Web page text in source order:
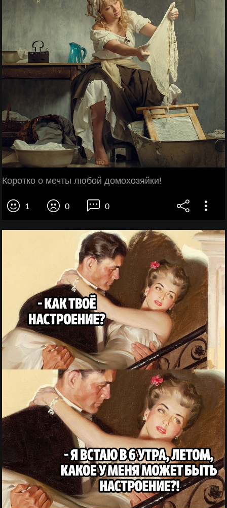
Коротко о мечты любой домохозяйки!
1 0 0